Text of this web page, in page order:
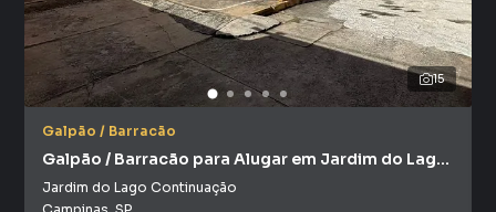
15
Galpão / Barracão
Galpão / Barracão para Alugar em Jardim do Lago
Continuação
Jardim do Lago Continuação